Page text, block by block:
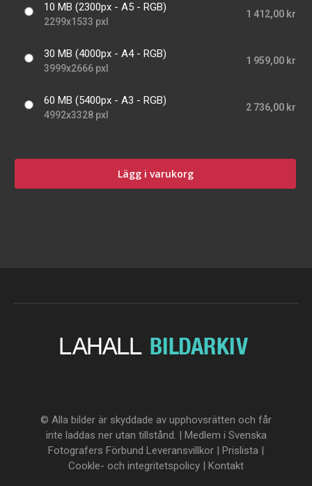
10 MB (2300px - A5 - RGB)
2299x1533 pxl
1 412,00 kr
30 MB (4000px - A4 - RGB)
3999x2666 pxl
1 959,00 kr
60 MB (5400px - A3 - RGB)
4992x3328 pxl
2 736,00 kr
Lägg i varukorg
© Alla bilder är skyddade av upphovsrätten och får
inte laddas ner utan tillstånd. | Medlem i Svenska
Fotografers Förbund Leveransvillkor | Prislista |
Cookle- och integritetspolicy | Kontakt